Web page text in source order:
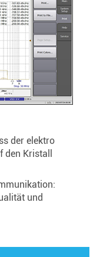
der elektro
Kristall
und